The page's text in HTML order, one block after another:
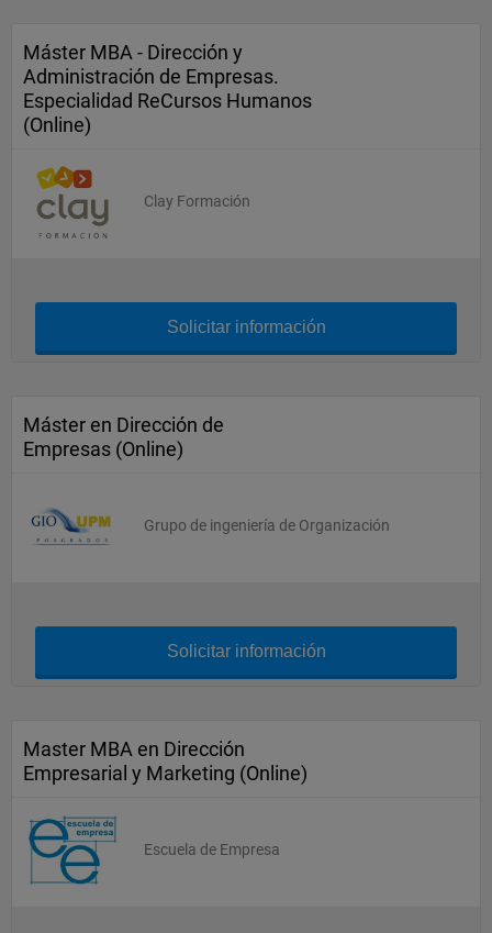
Máster MBA - Dirección y
Administración de Empresas.
Especialidad ReCursos Humanos
(Online)
Clay Formación
Solicitar información
Máster en Dirección de
Empresas (Online)
Grupo de ingeniería de Organización
Solicitar información
Master MBA en Dirección
Empresarial y Marketing (Online)
Escuela de Empresa